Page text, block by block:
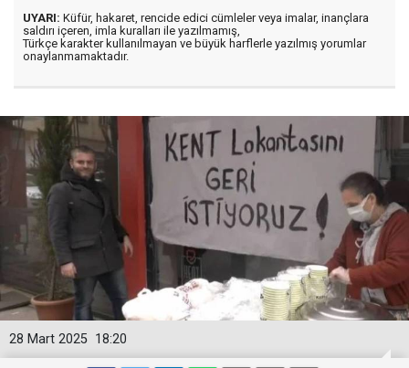
UYARI: Küfür, hakaret, rencide edici cümleler veya imalar, inançlara
saldırı içeren, imla kuralları ile yazılmamış,
Türkçe karakter kullanılmayan ve büyük harflerle yazılmış yorumlar
onaylanmamaktadır.
18:20
28 Mart 2025